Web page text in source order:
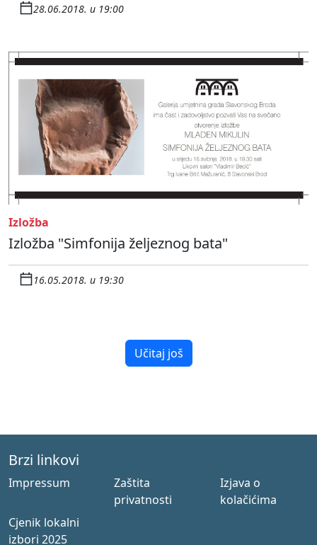
28.06.2018. u 19:00
Izložba
Izložba "Simfonija željeznog bata"
16.05.2018. u 19:30
Učitaj još
Brzi linkovi
Impressum
Zaštita
privatnosti
Izjava o
kolačićima
Cjenik lokalni
izbori 2025